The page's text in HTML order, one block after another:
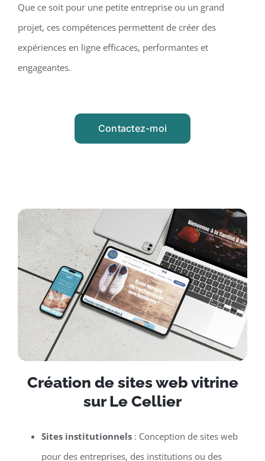
Que ce soit pour une petite entreprise ou un grand
projet, ces compétences permettent de créer des
expériences en ligne efficaces, performantes et
engageantes.
Contactez-moi
Création de sites web vitrine
sur Le Cellier
Sites institutionnels: Conception de sites web
pour des entreprises, des institutions ou des